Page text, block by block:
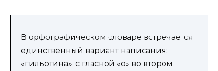
В орфографическом словаре встречается
единственный вариант написания:
«гильотина», с гласной «о» во втором